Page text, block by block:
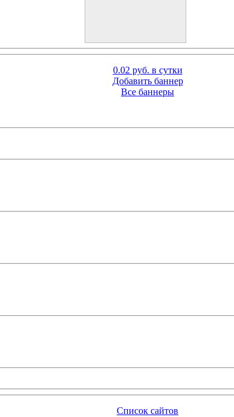
0.02 руб. в сутки
Добавить баннер
Все баннеры
Список сайтов